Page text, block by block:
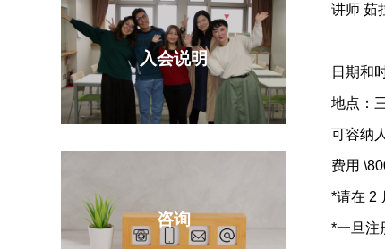
讲师 茹
日期和
地点：
可容纳
费用
*请在 2
*一旦
入会说明
咨询